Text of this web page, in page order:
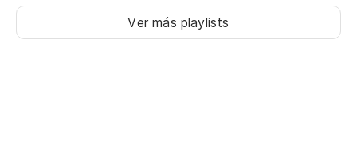
Ver más playlists